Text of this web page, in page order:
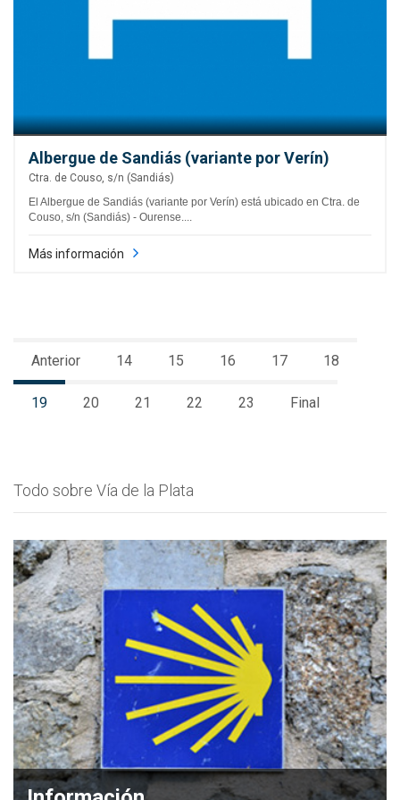
Albergue de Sandiás (variante por Verín)
Ctra. de Couso, s/n (Sandiás)
El Albergue de Sandiás (variante por Verín) está ubicado en Ctra. de
Couso, s/n (Sandiás) - Ourense....
Más información
Anterior 14 15 16 17 18
19 20 21 22 23 Final
Todo sobre Vía de la Plata